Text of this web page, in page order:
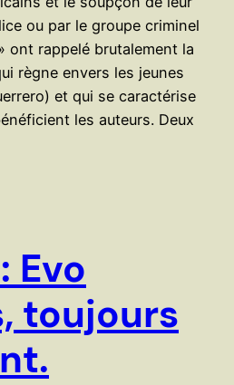
ou par le groupe criminel
ont rappelé brutalement la
règne envers les jeunes
et qui se caractérise
les auteurs. Deux
Evo
toujours